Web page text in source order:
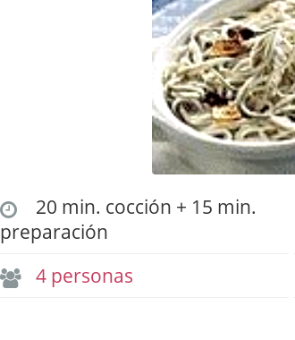
20 min. cocción + 15 min.
preparación
4 personas